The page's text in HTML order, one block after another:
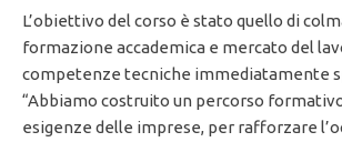
L’obiettivo del corso è stato quello di
formazione accademica e mercato del
competenze tecniche immediatamente
“Abbiamo costruito un percorso
esigenze delle imprese, per rafforzare